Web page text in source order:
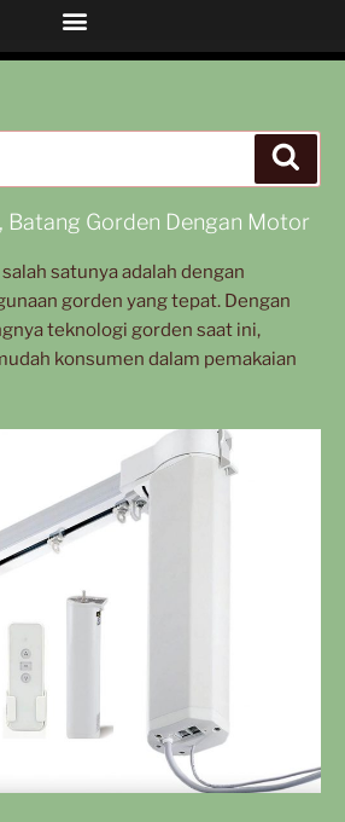
Batang Gorden Dengan Motor
satunya adalah dengan
gorden yang tepat. Dengan
teknologi gorden saat ini,
konsumen dalam pemakaian